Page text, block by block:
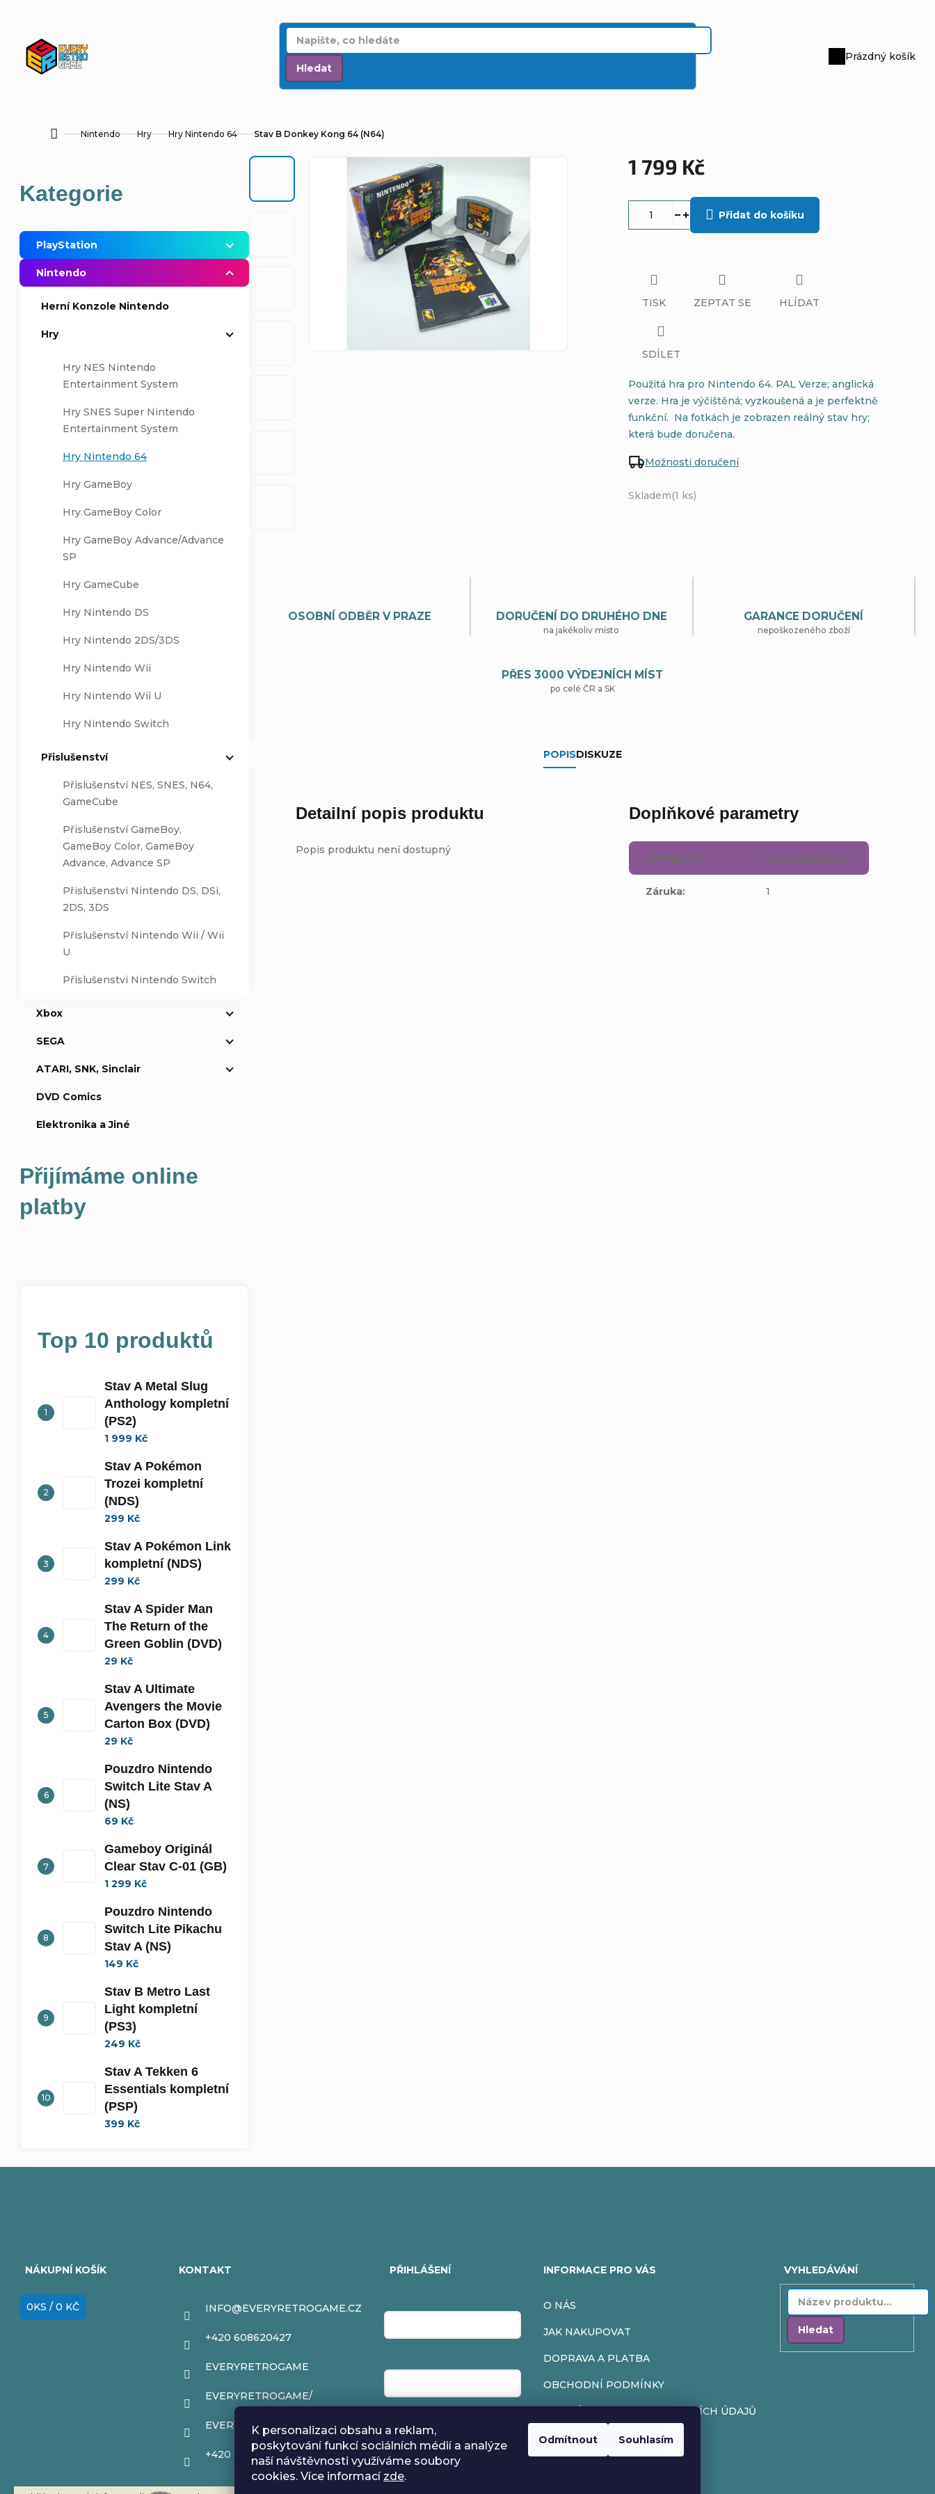
K personalizaci obsahu a reklam,
poskytování funkcí sociálních médií a analýze
naší návštěvnosti využíváme soubory
cookies. Více informací zde.
Odmítnout Souhlasím
Hledat
Nákupní
Prázdný košík
DomůNintendo Hry Hry Nintendo 64 Stav B Donkey Kong 64 (N64)
o
s
t
Přeskočit
kategorie
Kategorie
PlayStation
Nintendo
Herní Konzole Nintendo
Hry
Hry NES Nintendo
Entertainment System
Hry SNES Super Nintendo
Entertainment System
Hry Nintendo 64
Hry GameBoy
Hry GameBoy Color
Hry GameBoy Advance/Advance
SP
Hry GameCube
Hry Nintendo DS
Hry Nintendo 2DS/3DS
Hry Nintendo Wii
Hry Nintendo Wii U
Hry Nintendo Switch
Přislušenství
Přislušenství NES, SNES, N64,
GameCube
Přislušenství GameBoy,
GameBoy Color, GameBoy
Advance, Advance SP
Přislušenstvi Nintendo DS, DSi,
2DS, 3DS
Přislušenství Nintendo Wii / Wii
U
Přislušenstvi Nintendo Switch
Xbox
SEGA
ATARI, SNK, Sinclair
DVD Comics
Elektronika a Jiné
Přijímáme online
platby
Top 10 produktů
Stav A Metal Slug
Anthology kompletní
(PS2)
1 999 Kč
Stav A Pokémon
Trozei kompletní
(NDS)
299 Kč
Stav A Pokémon Link
kompletní (NDS)
299 Kč
Stav A Spider Man
The Return of the
Green Goblin (DVD)
29 Kč
Stav A Ultimate
Avengers the Movie
Carton Box (DVD)
29 Kč
Pouzdro Nintendo
Switch Lite Stav A
(NS)
69 Kč
Gameboy Originál
Clear Stav C-01 (GB)
1 299 Kč
Pouzdro Nintendo
Switch Lite Pikachu
Stav A (NS)
149 Kč
Stav B Metro Last
Light kompletní
(PS3)
249 Kč
Stav A Tekken 6
Essentials kompletní
(PSP)
399 Kč
1 799 Kč
Skladem(1 ks)
Možnosti doručení
Přidat do košíku
Použitá hra pro Nintendo 64. PAL Verze; anglická
verze. Hra je výčištěná; vyzkoušená a je perfektně
funkční. Na fotkách je zobrazen reálný stav hry;
která bude doručena.
TISK ZEPTAT SE HLÍDAT
SDÍLET
OSOBNÍ ODBĚR V PRAZE DORUČENÍ DO DRUHÉHO DNE
na jakékoliv místo
GARANCE DORUČENÍ
nepoškozeného zboží
PŘES 3000 VÝDEJNÍCH MÍST
po celé ČR a SK
POPISDISKUZE
Detailní popis produktu
Popis produktu není dostupný
Doplňkové parametry
Kategorie: Hry Nintendo 64
Záruka: 1
NÁKUPNÍ KOŠÍK
0KS / 0 KČ
KONTAKT
INFO@EVERYRETROGAME.CZ
+420 608620427
EVERYRETROGAME
EVERYRETROGAME/
EVERYRETROGAME
+420 608620427
PŘIHLÁŠENÍ
Přihlásit se
NOVÁ REGISTRACE
INFORMACE PRO VÁS
O NÁS
JAK NAKUPOVAT
DOPRAVA A PLATBA
OBCHODNÍ PODMÍNKY
PODMÍNKY OCHRANY OSOBNÍCH ÚDAJŮ
VRÁCENÍ ZBOŽÍ
VYHLEDÁVÁNÍ
Hledat